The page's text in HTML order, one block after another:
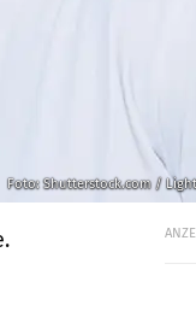
Foto: Shutterstock.com /